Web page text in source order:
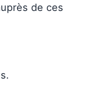
de ces